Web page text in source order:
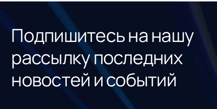
Подпишитесь на нашу
рассылку последних
новостей и событий